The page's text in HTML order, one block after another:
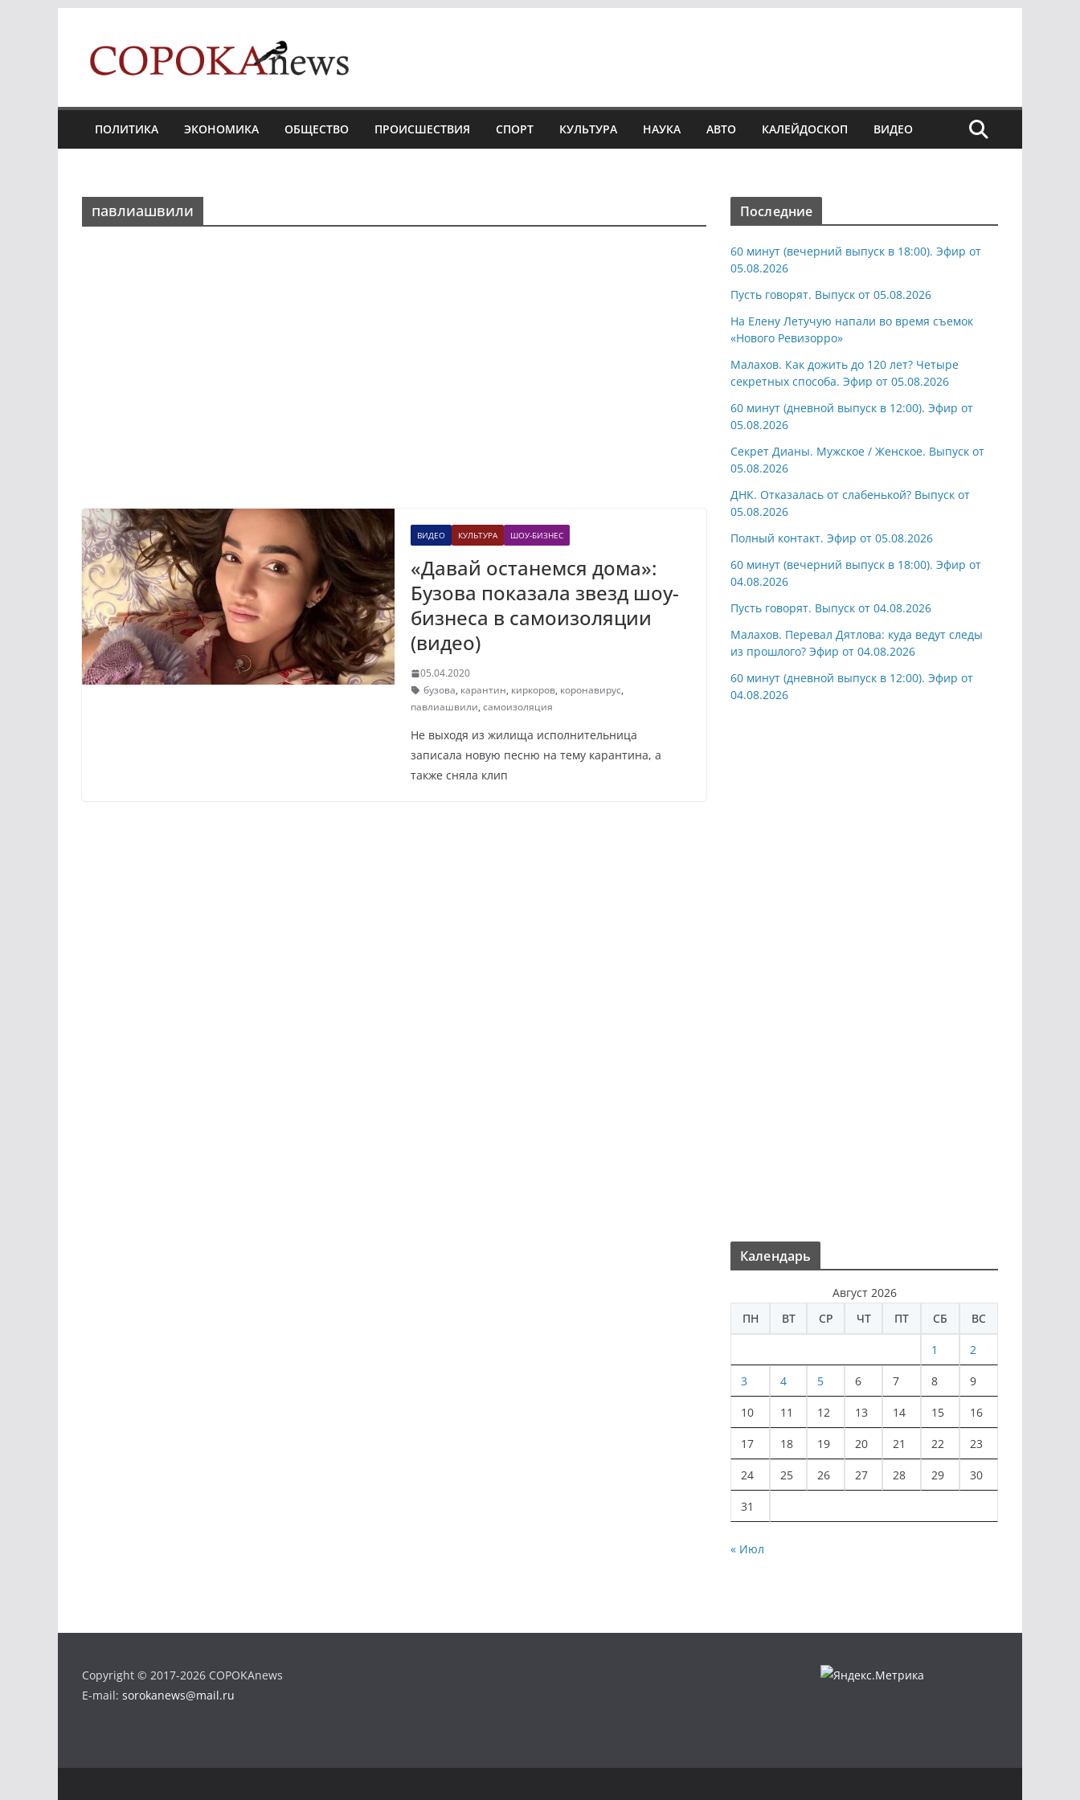
content
ПОЛИТИКА ЭКОНОМИКА ОБЩЕСТВО ПРОИСШЕСТВИЯ СПОРТ КУЛЬТУРА НАУКА АВТО КАЛЕЙДОСКОП ВИДЕО
павлиашвили
ВИДЕО КУЛЬТУРА ШОУ-БИЗНЕС
«Давай останемся дома»:
Бузова показала звезд шоу-
бизнеса в самоизоляции
(видео)
05.04.2020
бузова, карантин, киркоров, коронавирус,
павлиашвили, самоизоляция
Не выходя из жилища исполнительница
записала новую песню на тему карантина, а
также сняла клип
Последние
60 минут (вечерний выпуск в 18:00). Эфир от
05.08.2026
Пусть говорят. Выпуск от 05.08.2026
На Елену Летучую напали во время съемок
«Нового Ревизорро»
Малахов. Как дожить до 120 лет? Четыре
секретных способа. Эфир от 05.08.2026
60 минут (дневной выпуск в 12:00). Эфир от
05.08.2026
Секрет Дианы. Мужское / Женское. Выпуск от
05.08.2026
ДНК. Отказалась от слабенькой? Выпуск от
05.08.2026
Полный контакт. Эфир от 05.08.2026
60 минут (вечерний выпуск в 18:00). Эфир от
04.08.2026
Пусть говорят. Выпуск от 04.08.2026
Малахов. Перевал Дятлова: куда ведут следы
из прошлого? Эфир от 04.08.2026
60 минут (дневной выпуск в 12:00). Эфир от
04.08.2026
Календарь
Август 2026
ПН
ВТ СР ЧТ ПТ СБ ВС
1 2
3 4 5 6 7 8 9
10 11 12 13 14 15 16
17 18 19 20 21 22 23
24 25 26 27 28 29 30
31
« Июл
Copyright © 2017-2026 COPOKAnews
E-mail: sorokanews@mail.ru